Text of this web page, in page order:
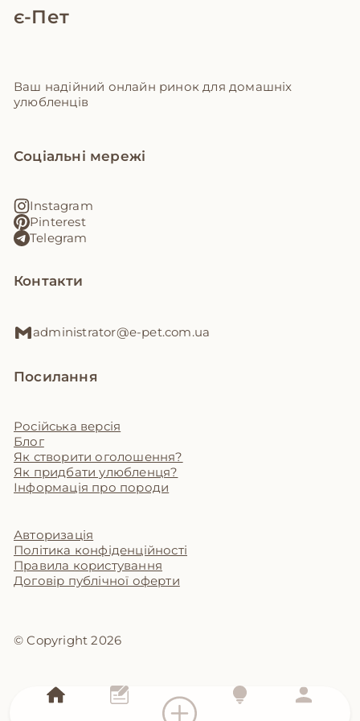
є-Пет
Ваш надійний онлайн ринок для домашніх
улюбленців
Соціальні мережі
Instagram
Pinterest
Telegram
Контакти
administrator@e-pet.com.ua
Посилання
Російська версія
Блог
Як створити оголошення?
Як придбати улюбленця?
Інформація про породи
Авторизація
Політика конфіденційності
Правила користування
Договір публічної оферти
© Copyright 2026